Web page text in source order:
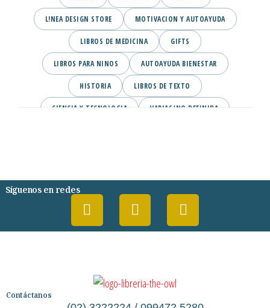
L!NEA DESIGN STORE MOTIVACION Y AUTOAYUDA
LIBROS DE MEDICINA GIFTS
LIBROS PARA NINOS AUTOAYUDA BIENESTAR
HISTORIA LIBROS DE TEXTO
CIENCIA Y TECNOLOGIA VARIAS/NO DEFINIDA
Síguenos en redes
Contáctanos